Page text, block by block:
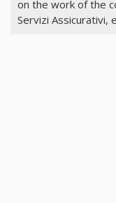
on the work of the
Servizi Assicurativi,